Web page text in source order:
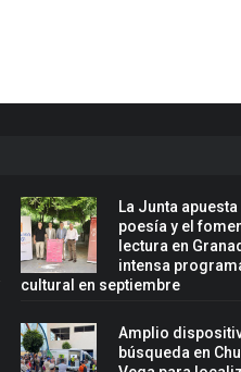
La Junta
poesía y el
lectura en
intensa
cultural en septiembre
Amplio
búsqueda en